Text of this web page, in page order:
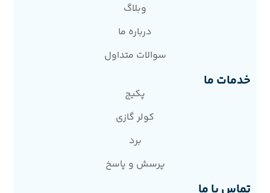
وبلاگ
درباره ما
سوالات متداول
خدمات ما
پکیج
کولر گازی
برد
پرسش و پاسخ